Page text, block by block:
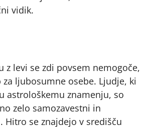
vidik.
z levi se zdi povsem nemogoče,
ljubosumne osebe. Ljudje, ki
astrološkemu znamenju, so
zelo samozavestni in
Hitro se znajdejo v središču